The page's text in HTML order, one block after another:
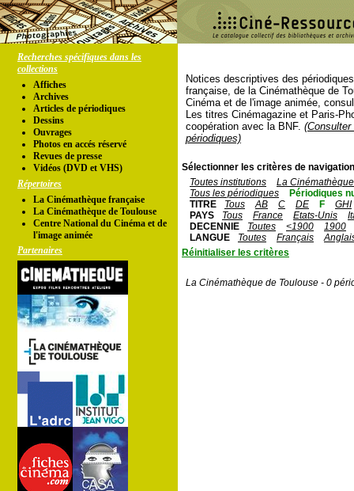
Recherches spécifiques dans les
collections
Affiches
Archives
Articles de périodiques
Dessins
Ouvrages
Photos en accés réservé
Revues de presse
Vidéos (DVD et VHS)
Répertoires
La Cinémathèque française
La Cinémathèque de Toulouse
Centre National du Cinéma et de
l'image animée
Partenaires
Notices descriptives des
française, de la Cinémathèque de
Cinéma et de l'image animée,
Les titres Cinémagazine et Paris-
coopération avec la BNF.
périodiques)
Sélectionner les critères de
Toutes institutions
La
Tous les périodiques
Périodiques
TITRE
Tous AB C DE F
GHI
PAYS
Tous France Etats-Unis
DECENNIE
Toutes <1900
1900
LANGUE
Toutes Français
Réinitialiser les critères
La Cinémathèque de Toulouse - 0